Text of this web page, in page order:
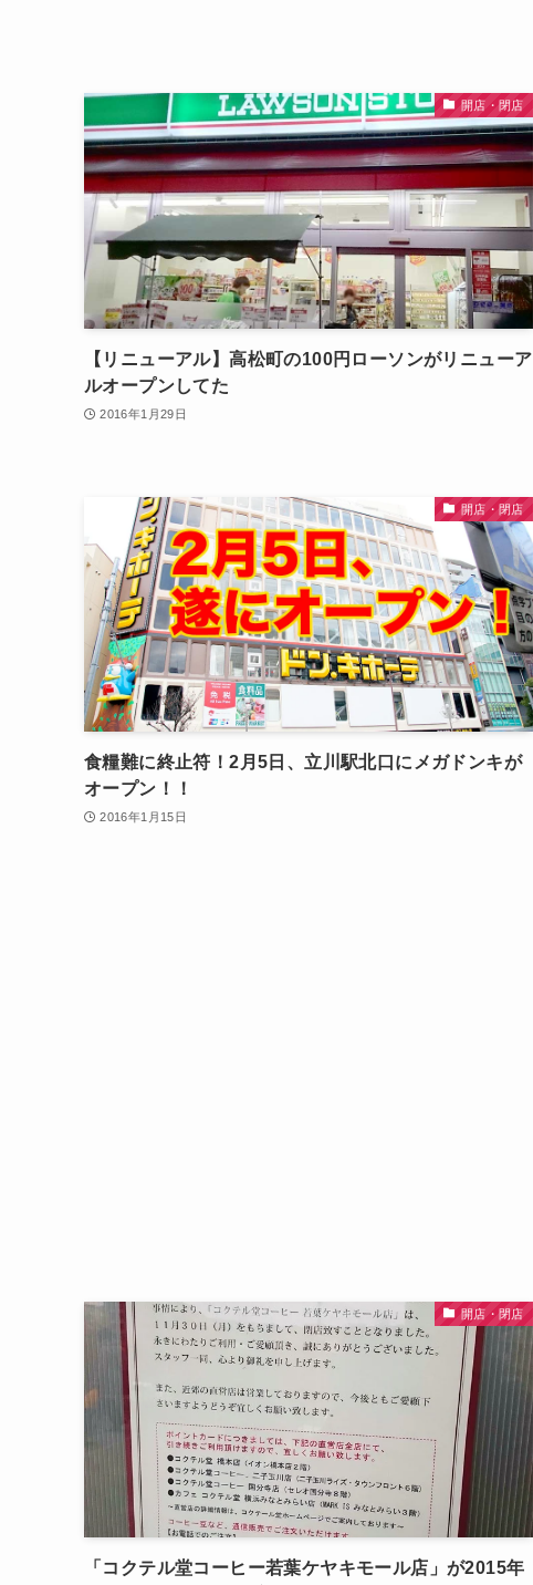
開店・閉店
【リニューアル】高松町の100円ローソンがリニューア
ルオープンしてた
2016年1月29日
開店・閉店
食糧難に終止符！2月5日、立川駅北口にメガドンキが
オープン！！
2016年1月15日
開店・閉店
「コクテル堂コーヒー若葉ケヤキモール店」が2015年